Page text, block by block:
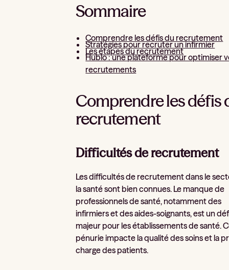
Sommaire
Comprendre les défis du recrutement
Stratégies pour recruter un infirmier
Les étapes du recrutement
Hublo : une plateforme pour optimiser
recrutements
Comprendre les défis
recrutement
Difficultés de recrutement
Les difficultés de recrutement dans le
la santé sont bien connues. Le manque de
professionnels de santé, notamment des
infirmiers et des aides-soignants, est un
majeur pour les établissements de santé.
pénurie impacte la qualité des soins et la
charge des patients.